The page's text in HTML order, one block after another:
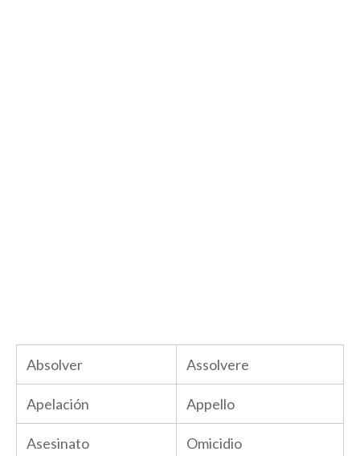
Absolver Assolvere
Apelación Appello
Asesinato Omicidio